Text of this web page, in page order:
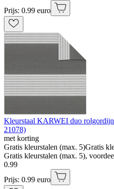
Prijs: 0.99 euro
Kleurstaal KARWEI duo
21078)
met korting
Gratis kleurstalen (max. 5)Gratis
Gratis kleurstalen (max. 5),
0.99
Prijs: 0.99 euro